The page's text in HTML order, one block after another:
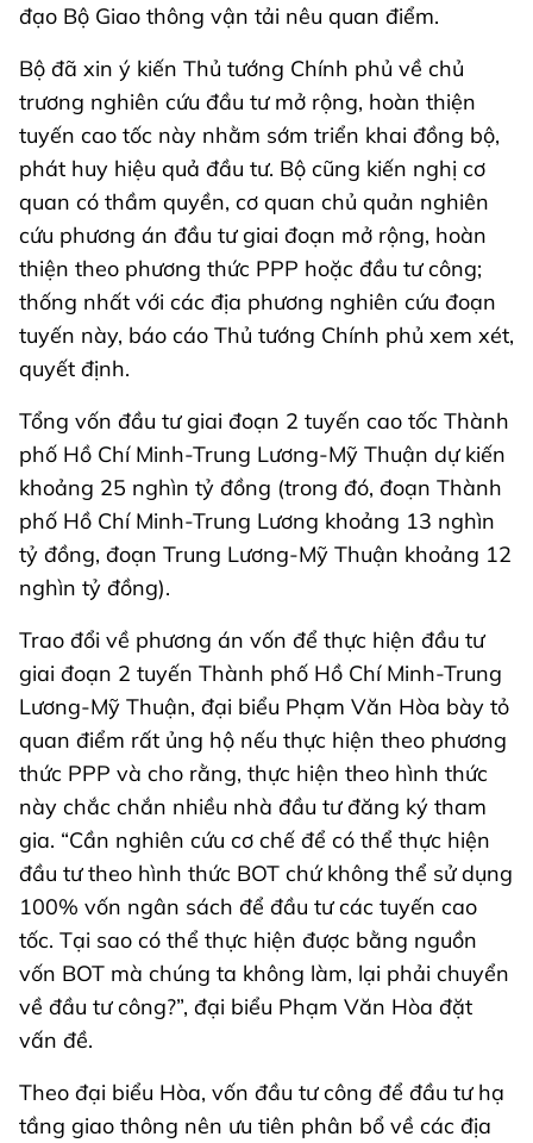
đạo Bộ Giao thông vận tải nêu quan điểm.
Bộ đã xin ý kiến Thủ tướng Chính phủ về chủ
trương nghiên cứu đầu tư mở rộng, hoàn thiện
tuyến cao tốc này nhằm sớm triển khai đồng bộ,
phát huy hiệu quả đầu tư. Bộ cũng kiến nghị cơ
quan có thầm quyền, cơ quan chủ quản nghiên
cứu phương án đầu tư giai đoạn mở rộng, hoàn
thiện theo phương thức PPP hoặc đầu tư công;
thống nhất với các địa phương nghiên cứu đoạn
tuyến này, báo cáo Thủ tướng Chính phủ xem xét,
quyết định.
Tổng vốn đầu tư giai đoạn 2 tuyến cao tốc Thành
phố Hồ Chí Minh-Trung Lương-Mỹ Thuận dự kiến
khoảng 25 nghìn tỷ đồng (trong đó, đoạn Thành
phố Hồ Chí Minh-Trung Lương khoảng 13 nghìn
tỷ đồng, đoạn Trung Lương-Mỹ Thuận khoảng 12
nghìn tỷ đồng).
Trao đổi về phương án vốn để thực hiện đầu tư
giai đoạn 2 tuyến Thành phố Hồ Chí Minh-Trung
Lương-Mỹ Thuận, đại biểu Phạm Văn Hòa bày tỏ
quan điểm rất ủng hộ nếu thực hiện theo phương
thức PPP và cho rằng, thực hiện theo hình thức
này chắc chắn nhiều nhà đầu tư đăng ký tham
gia. “Cần nghiên cứu cơ chế để có thể thực hiện
đầu tư theo hình thức BOT chứ không thể sử dụng
100% vốn ngân sách để đầu tư các tuyến cao
tốc. Tại sao có thể thực hiện được bằng nguồn
vốn BOT mà chúng ta không làm, lại phải chuyển
về đầu tư công?”, đại biểu Phạm Văn Hòa đặt
vấn đề.
Theo đại biểu Hòa, vốn đầu tư công để đầu tư hạ
tầng giao thông nên ưu tiên phân bổ về các địa